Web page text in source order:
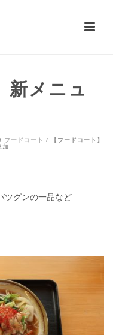
新メニュ
/ フードコート
/ 【フードコート】
加
ツグンの一品など